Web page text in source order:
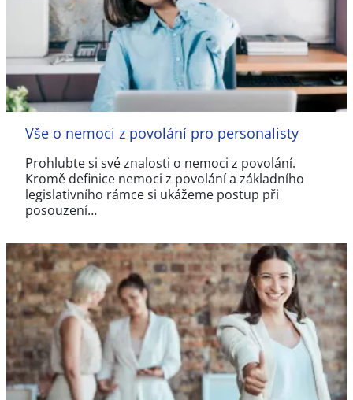
Vše o nemoci z povolání pro personalisty
Prohlubte si své znalosti o nemoci z povolání.
Kromě definice nemoci z povolání a základního
legislativního rámce si ukážeme postup při
posouzení…